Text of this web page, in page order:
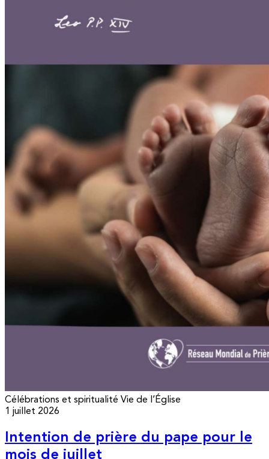
Célébrations et spiritualité Vie de l’Église
1 juillet 2026
Intention de prière du pape pour le
mois de juillet